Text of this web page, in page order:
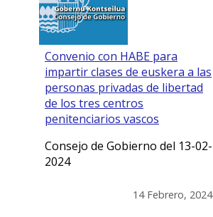
Convenio con HABE para
impartir clases de euskera a las
personas privadas de libertad
de los tres centros
penitenciarios vascos
Consejo de Gobierno del 13-02-
2024
14 Febrero, 2024